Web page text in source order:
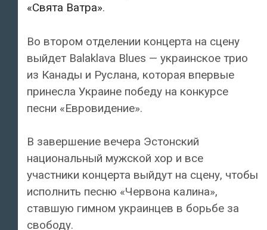
«Свята Ватра».
Во втором отделении концерта на сцену
выйдет Balaklava Blues — украинское трио
из Канады и Руслана, которая впервые
принесла Украине победу на конкурсе
песни «Евровидение».
В завершение вечера Эстонский
национальный мужской хор и все
участники концерта выйдут на сцену, чтобы
исполнить песню «Червона калина»,
ставшую гимном украинцев в борьбе за
свободу.